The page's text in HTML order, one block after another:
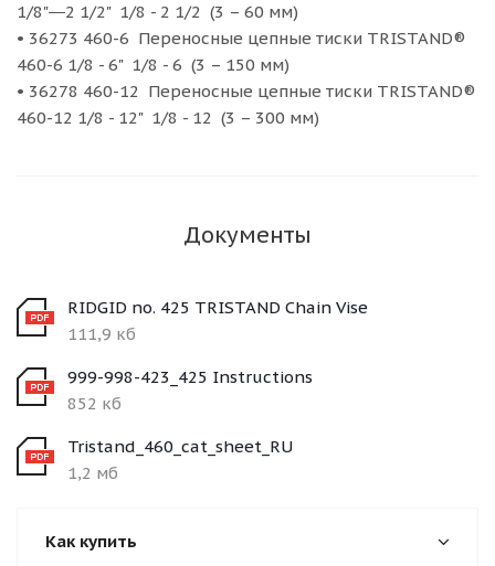
1/8"―2 1/2" 1/8 - 2 1/2 (3 – 60 мм)
• 36273 460-6 Переносные цепные тиски TRISTAND®
460-6 1/8 - 6" 1/8 - 6 (3 – 150 мм)
• 36278 460-12 Переносные цепные тиски TRISTAND®
460-12 1/8 - 12" 1/8 - 12 (3 – 300 мм)
Документы
RIDGID no. 425 TRISTAND Chain Vise
111,9 кб
999-998-423_425 Instructions
852 кб
Tristand_460_cat_sheet_RU
1,2 мб
Как купить